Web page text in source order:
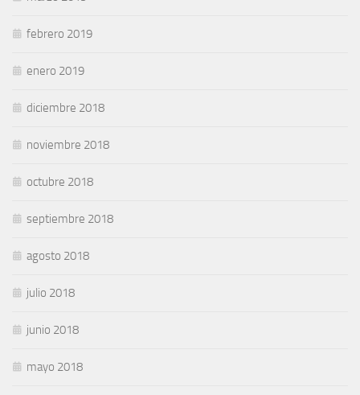
febrero 2019
enero 2019
diciembre 2018
noviembre 2018
octubre 2018
septiembre 2018
agosto 2018
julio 2018
junio 2018
mayo 2018